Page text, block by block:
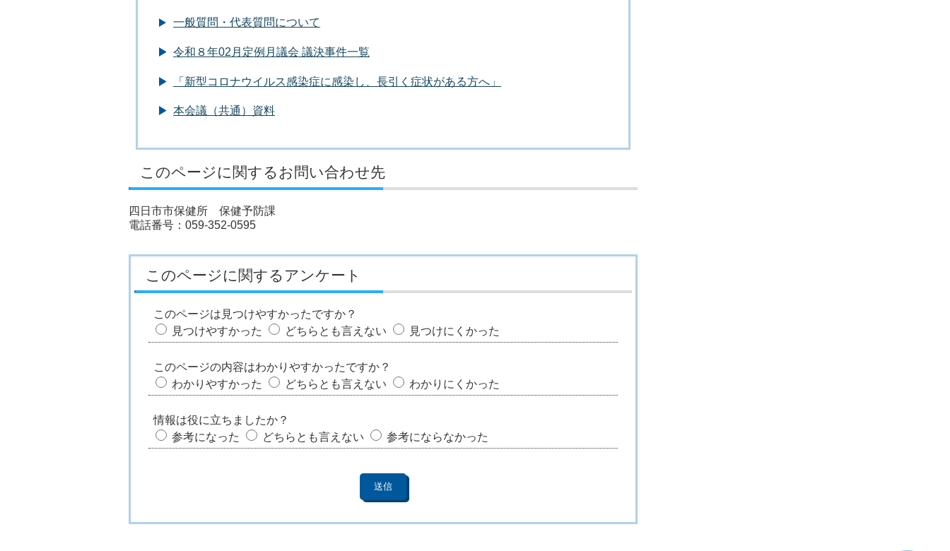
一般質問・代表質問について
令和８年02月定例月議会 議決事件一覧
「新型コロナウイルス感染症に感染し、長引く症状がある方へ」
本会議（共通）資料
このページに関するお問い合わせ先
四日市市保健所 保健予防課
電話番号：059-352-0595
このページに関するアンケート
このページは見つけやすかったですか？
見つけやすかった
どちらとも言えない 見つけにくかった
このページの内容はわかりやすかったですか？
わかりやすかった
どちらとも言えない わかりにくかった
情報は役に立ちましたか？
参考になった
どちらとも言えない 参考にならなかった